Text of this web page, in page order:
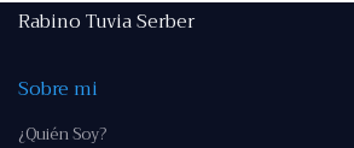
Rabino Tuvia Serber
Sobre mi
¿Quién Soy?